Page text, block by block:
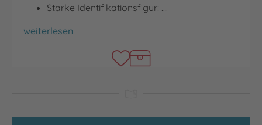
Starke Identifikationsfigur: …
Ich bin Ida
weiterlesen